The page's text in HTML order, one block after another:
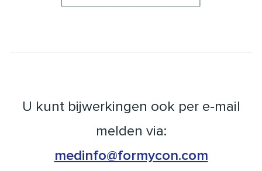
U kunt bijwerkingen ook per e-mail
melden via:
medinfo@formycon.com